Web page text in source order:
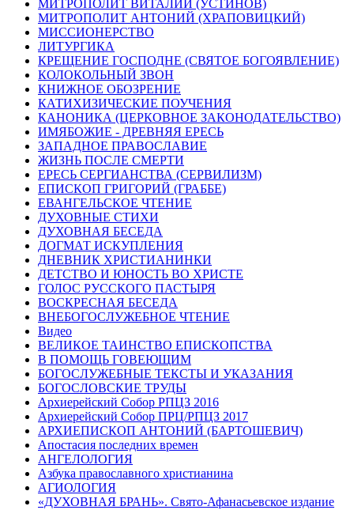
МИТРОПОЛИТ ВИТАЛИЙ (УСТИНОВ)
МИТРОПОЛИТ АНТОНИЙ (ХРАПОВИЦКИЙ)
МИССИОНЕРСТВО
ЛИТУРГИКА
КРЕЩЕНИЕ ГОСПОДНЕ (СВЯТОЕ БОГОЯВЛЕНИЕ)
КОЛОКОЛЬНЫЙ ЗВОН
КНИЖНОЕ ОБОЗРЕНИЕ
КАТИХИЗИЧЕСКИЕ ПОУЧЕНИЯ
КАНОНИКА (ЦЕРКОВНОЕ ЗАКОНОДАТЕЛЬСТВО)
ИМЯБОЖИЕ - ДРЕВНЯЯ ЕРЕСЬ
ЗАПАДНОЕ ПРАВОСЛАВИЕ
ЖИЗНЬ ПОСЛЕ СМЕРТИ
ЕРЕСЬ СЕРГИАНСТВА (СЕРВИЛИЗМ)
ЕПИСКОП ГРИГОРИЙ (ГРАББЕ)
ЕВАНГЕЛЬСКОЕ ЧТЕНИЕ
ДУХОВНЫЕ СТИХИ
ДУХОВНАЯ БЕСЕДА
ДОГМАТ ИСКУПЛЕНИЯ
ДНЕВНИК ХРИСТИАНИНКИ
ДЕТСТВО И ЮНОСТЬ ВО ХРИСТЕ
ГОЛОС РУССКОГО ПАСТЫРЯ
ВОСКРЕСНАЯ БЕСЕДА
ВНЕБОГОСЛУЖЕБНОЕ ЧТЕНИЕ
Видео
ВЕЛИКОЕ ТАИНСТВО ЕПИСКОПСТВА
В ПОМОЩЬ ГОВЕЮЩИМ
БОГОСЛУЖЕБНЫЕ ТЕКСТЫ И УКАЗАНИЯ
БОГОСЛОВСКИЕ ТРУДЫ
Архиерейский Собор РПЦЗ 2016
Архиерейский Собор ПРЦ/РПЦЗ 2017
АРХИЕПИСКОП АНТОНИЙ (БАРТОШЕВИЧ)
Апостасия последних времен
АНГЕЛОЛОГИЯ
Азбука православного христианина
АГИОЛОГИЯ
«ДУХОВНАЯ БРАНЬ». Свято-Афанасьевское издание